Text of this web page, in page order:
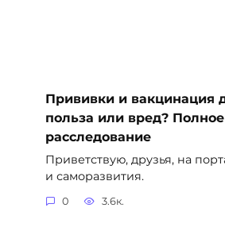
Прививки и вакцинация
польза или вред? Полное
расследование
Приветствую, друзья, на
и саморазвития.
0 3.6к.